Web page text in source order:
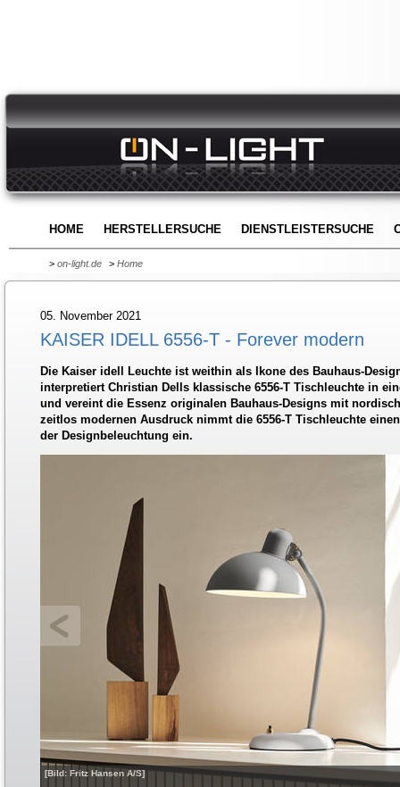
HOME HERSTELLERSUCHE DIENSTLEISTERSUCHE
> on-light.de > Home
05. November 2021
KAISER IDELL 6556-T - Forever modern
Die Kaiser idell Leuchte ist weithin als Ikone des Bauhaus-
interpretiert Christian Dells klassische 6556-T Tischleuchte in
und vereint die Essenz originalen Bauhaus-Designs mit
zeitlos modernen Ausdruck nimmt die 6556-T Tischleuchte
der Designbeleuchtung ein.
[Bild: Fritz Hansen A/S]